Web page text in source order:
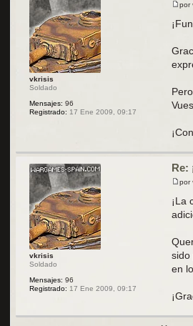
vkrisis
Soldado
Mensajes: 96
Registrado: 17 Ene 2009, 09:17
M
e
n
j
e
por
vkrisis
Soldado
Mensajes: 96
Registrado: 17 Ene 2009, 09:17
Re:
M
n
s
e
por
¡La
sido
en